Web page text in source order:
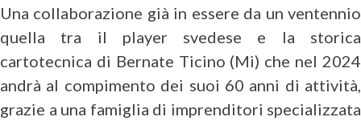
Una collaborazione già in essere da un ventennio
quella tra il player svedese e la storica
cartotecnica di Bernate Ticino (Mi) che nel 2024
andrà al compimento dei suoi 60 anni di attività,
grazie a una famiglia di imprenditori specializzata